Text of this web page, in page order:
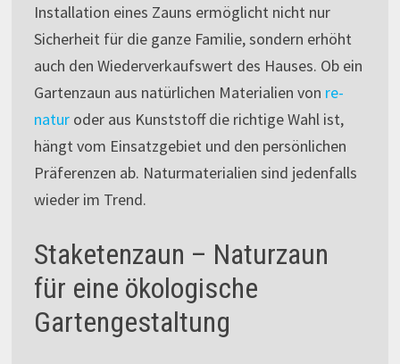
Installation eines Zauns ermöglicht nicht nur
Sicherheit für die ganze Familie, sondern erhöht
auch den Wiederverkaufswert des Hauses. Ob ein
Gartenzaun aus natürlichen Materialien von re-
naturoder aus Kunststoff die richtige Wahl ist,
hängt vom Einsatzgebiet und den persönlichen
Präferenzen ab. Naturmaterialien sind jedenfalls
wieder im Trend.
Staketenzaun – Naturzaun
für eine ökologische
Gartengestaltung